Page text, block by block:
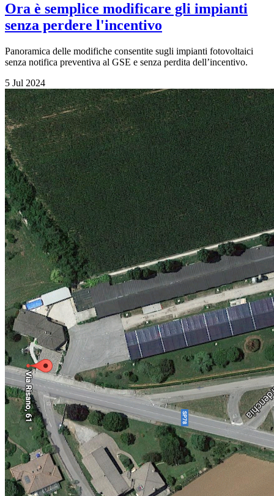
Ora è semplice modificare gli impianti
senza perdere l'incentivo
Panoramica delle modifiche consentite sugli impianti fotovoltaici
senza notifica preventiva al GSE e senza perdita dell’incentivo.
5 Jul 2024